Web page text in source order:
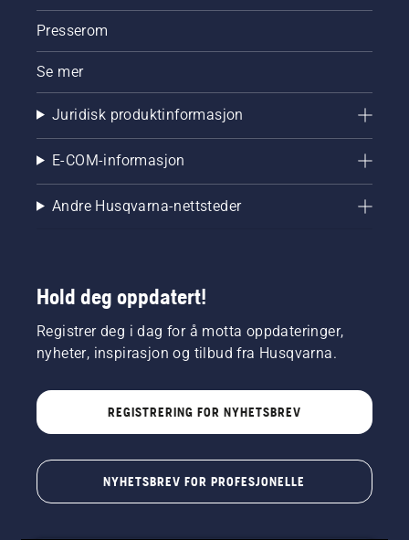
Presserom
Se mer
Juridisk produktinformasjon
E-COM-informasjon
Andre Husqvarna-nettsteder
Hold deg oppdatert!
Registrer deg i dag for å motta oppdateringer,
nyheter, inspirasjon og tilbud fra Husqvarna.
REGISTRERING FOR NYHETSBREV
NYHETSBREV FOR PROFESJONELLE